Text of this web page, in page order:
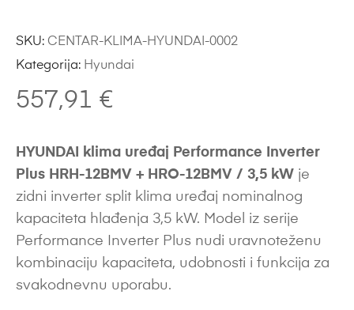
557,91 €
HYUNDAI klima uređaj Performance Inverter
Plus HRH-12BMV + HRO-12BMV / 3,5 kW je
zidni inverter split klima uređaj nominalnog
kapaciteta hlađenja 3,5 kW. Model iz serije
Performance Inverter Plus nudi uravnoteženu
kombinaciju kapaciteta, udobnosti i funkcija za
svakodnevnu uporabu.
SKU: CENTAR-KLIMA-HYUNDAI-0002
Kategorija: Hyundai